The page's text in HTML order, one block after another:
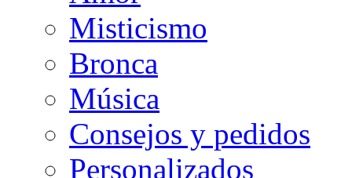
Misticismo
Bronca
Música
Consejos y pedidos
Personalizados